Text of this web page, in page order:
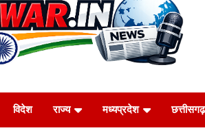
विदेश राज्य मध्यप्रदेश छत्तीसगढ़